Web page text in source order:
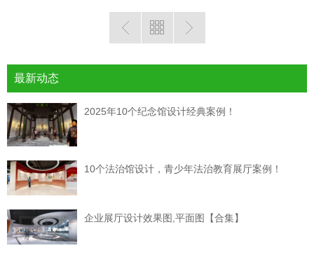
最新动态
2025年10个纪念馆设计经典案例！
10个法治馆设计，青少年法治教育展厅案例！
企业展厅设计效果图,平面图【合集】